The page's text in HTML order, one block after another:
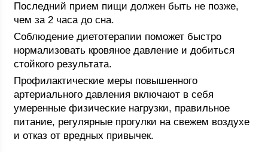
Последний прием пищи должен быть не позже,
чем за 2 часа до сна.
Соблюдение диетотерапии поможет быстро
нормализовать кровяное давление и добиться
стойкого результата.
Профилактические меры повышенного
артериального давления включают в себя
умеренные физические нагрузки, правильное
питание, регулярные прогулки на свежем воздухе
и отказ от вредных привычек.